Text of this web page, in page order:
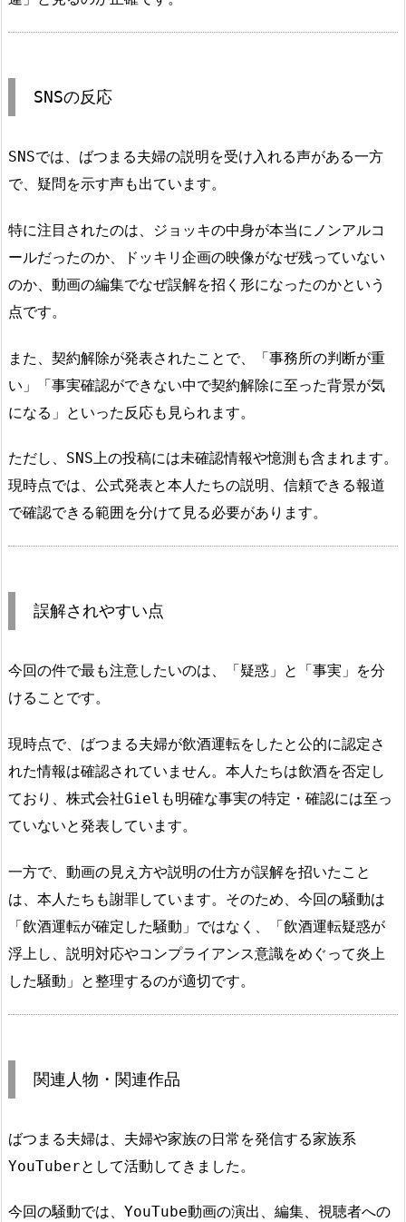
SNSの反応
SNSでは、ばつまる夫婦の説明を受け入れる声がある一方
で、疑問を示す声も出ています。
特に注目されたのは、ジョッキの中身が本当にノンアルコ
ールだったのか、ドッキリ企画の映像がなぜ残っていない
のか、動画の編集でなぜ誤解を招く形になったのかという
点です。
また、契約解除が発表されたことで、「事務所の判断が重
い」「事実確認ができない中で契約解除に至った背景が気
になる」といった反応も見られます。
ただし、SNS上の投稿には未確認情報や憶測も含まれます。
現時点では、公式発表と本人たちの説明、信頼できる報道
で確認できる範囲を分けて見る必要があります。
誤解されやすい点
今回の件で最も注意したいのは、「疑惑」と「事実」を分
けることです。
現時点で、ばつまる夫婦が飲酒運転をしたと公的に認定さ
れた情報は確認されていません。本人たちは飲酒を否定し
ており、株式会社Gielも明確な事実の特定・確認には至っ
ていないと発表しています。
一方で、動画の見え方や説明の仕方が誤解を招いたこと
は、本人たちも謝罪しています。そのため、今回の騒動は
「飲酒運転が確定した騒動」ではなく、「飲酒運転疑惑が
浮上し、説明対応やコンプライアンス意識をめぐって炎上
した騒動」と整理するのが適切です。
関連人物・関連作品
ばつまる夫婦は、夫婦や家族の日常を発信する家族系
YouTuberとして活動してきました。
今回の騒動では、YouTube動画の演出、編集、視聴者への